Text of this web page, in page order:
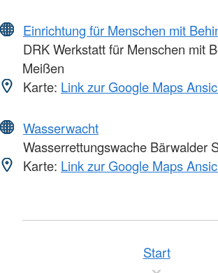
Einrichtung für Menschen mit
DRK Werkstatt für Menschen mit
Meißen
Karte: Link zur Google Maps
Wasserwacht
Wasserrettungswache Bärwalder
Karte: Link zur Google Maps
Start